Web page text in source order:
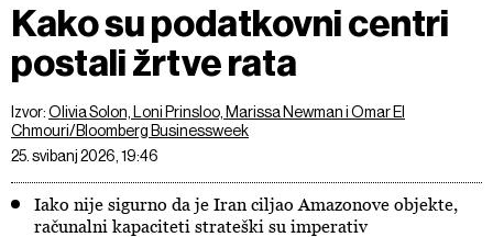
Kako su podatkovni centri
postali žrtve rata
Izvor:Olivia Solon, Loni Prinsloo, Marissa Newman i Omar El
Chmouri/Bloomberg Businessweek
25. svibanj 2026, 19:46
Iako nije sigurno da je Iran ciljao Amazonove objekte,
računalni kapaciteti strateški su imperativ